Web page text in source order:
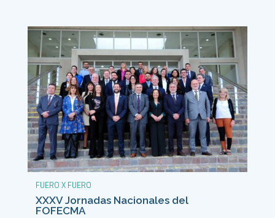
FUERO X FUERO
XXXV Jornadas Nacionales del
FOFECMA